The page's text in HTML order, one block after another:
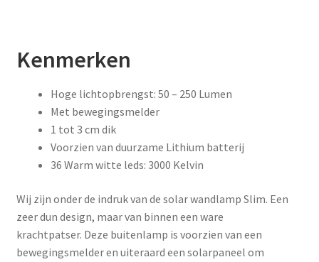
Kenmerken
Hoge lichtopbrengst: 50 – 250 Lumen
Met bewegingsmelder
1 tot 3 cm dik
Voorzien van duurzame Lithium batterij
36 Warm witte leds: 3000 Kelvin
Wij zijn onder de indruk van de solar wandlamp Slim. Een
zeer dun design, maar van binnen een ware
krachtpatser. Deze buitenlamp is voorzien van een
bewegingsmelder en uiteraard een solarpaneel om